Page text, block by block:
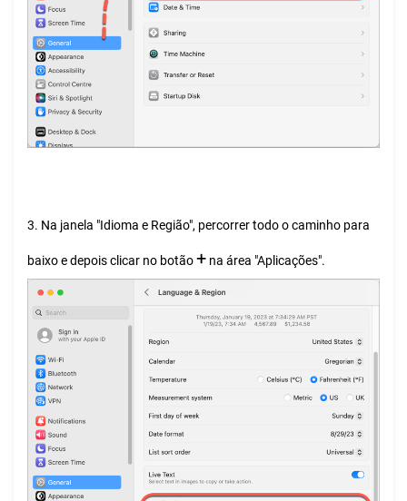
3. Na janela "Idioma e Região", percorrer todo o caminho para
baixo e depois clicar no botão+ na área "Aplicações".